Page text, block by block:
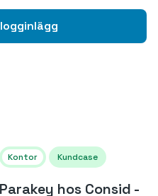
Kontor Kundcase
Parakey hos Consid -